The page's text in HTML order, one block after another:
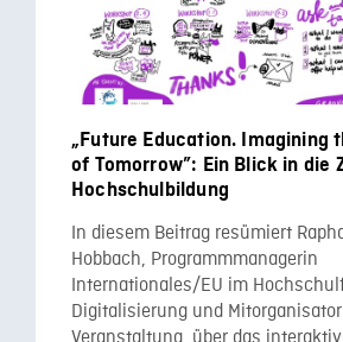
„Future Education. Imagining
of Tomorrow”: Ein Blick in die
Hochschulbildung
In diesem Beitrag resümiert
Hobbach, Programmmanagerin
Internationales/EU im
Digitalisierung und